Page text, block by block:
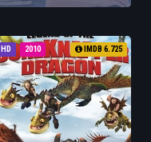
HD 2010 IMDB 6.725